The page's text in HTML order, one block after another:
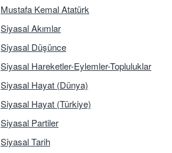
Mustafa Kemal Atatürk
Siyasal Akımlar
Siyasal Düşünce
Siyasal Hareketler-Eylemler-Topluluklar
Siyasal Hayat (Dünya)
Siyasal Hayat (Türkiye)
Siyasal Partiler
Siyasal Tarih